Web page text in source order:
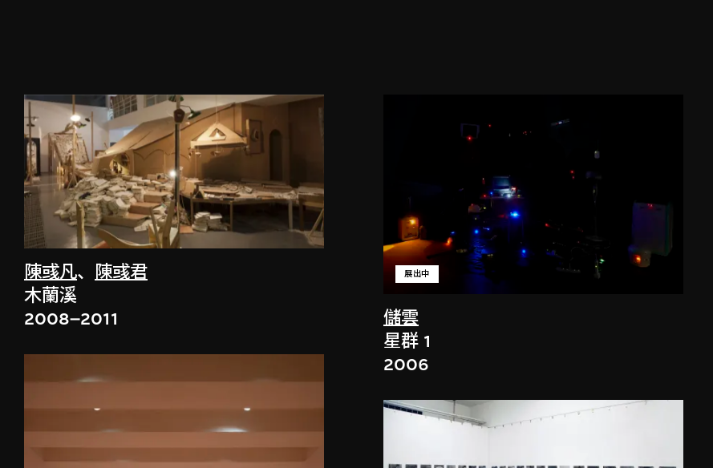
陳彧凡、
陳彧君
木蘭溪
2008–2011
儲雲
展出中
星群 1
2006